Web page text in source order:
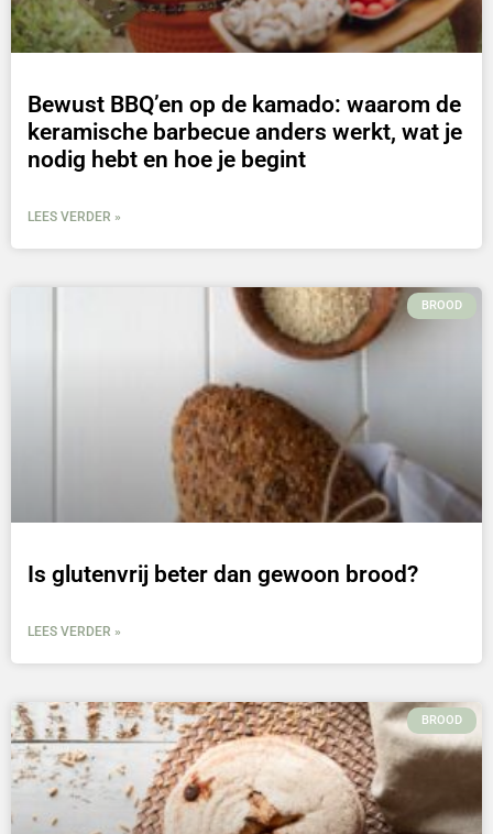
Bewust BBQ’en op de kamado: waarom de
keramische barbecue anders werkt, wat je
nodig hebt en hoe je begint
LEES VERDER »
BROOD
Is glutenvrij beter dan gewoon brood?
LEES VERDER »
BROOD